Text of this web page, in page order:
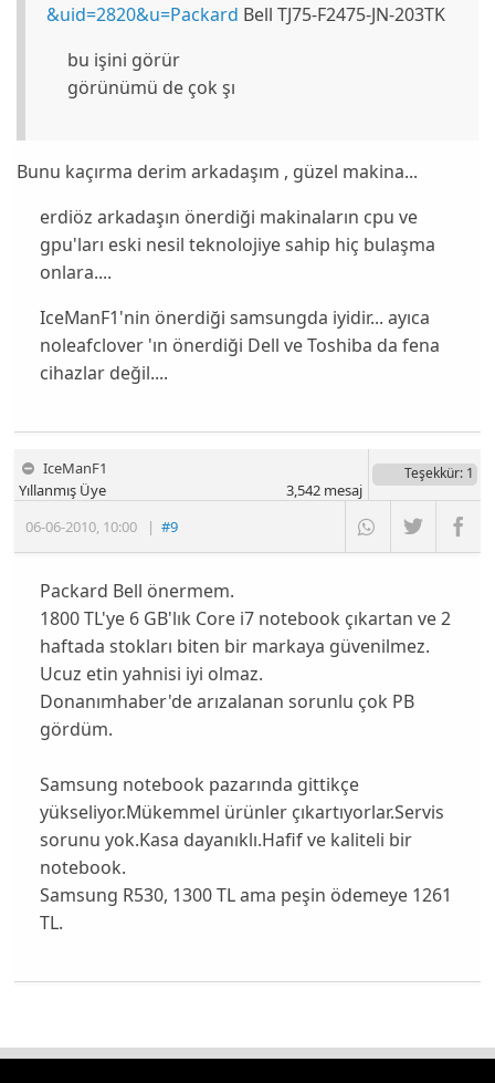
&uid=2820&u=Packard Bell TJ75-F2475-JN-203TK
bu işini görür
görünümü de çok şı
Bunu kaçırma derim arkadaşım , güzel makina...
erdiöz arkadaşın önerdiği makinaların cpu ve
gpu'ları eski nesil teknolojiye sahip hiç bulaşma
onlara....
IceManF1'nin önerdiği samsungda iyidir... ayıca
noleafclover'ın önerdiği Dell ve Toshiba da fena
cihazlar değil....
IceManF1
06-06-2010, 10:00 |#9
Yıllanmış Üye
Teşekkür: 1
3,542mesaj
Packard Bell önermem.
1800 TL'ye 6 GB'lık Core i7 notebook çıkartan ve 2
haftada stokları biten bir markaya güvenilmez.
Ucuz etin yahnisi iyi olmaz.
Donanımhaber'de arızalanan sorunlu çok PB
gördüm.
Samsung notebook pazarında gittikçe
yükseliyor.Mükemmel ürünler çıkartıyorlar.Servis
sorunu yok.Kasa dayanıklı.Hafif ve kaliteli bir
notebook.
Samsung R530, 1300 TL ama peşin ödemeye 1261
TL.